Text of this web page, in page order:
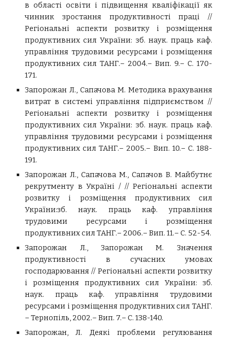
в області освіти і підвищення кваліфікації як
чинник зростання продуктивності праці //
Регіональні аспекти розвитку і розміщення
продуктивних сил України: зб. наук. праць каф.
управління трудовими ресурсами і розміщення
продуктивних сил ТАНГ.– 2004.– Вип. 9.– С. 170-
171.
Запорожан Л., Сапачова М. Методика врахування
витрат в системі управління підприємством //
Регіональні аспекти розвитку і розміщення
продуктивних сил України: зб. наук. праць каф.
управління трудовими ресурсами і розміщення
продуктивних сил ТАНГ.– 2005.– Вип. 10.– С. 188-
191.
Запорожан Л., Сапачова М., Сапачов В. Майбутнє
рекрутменту в Україні / // Регіональні аспекти
розвитку і розміщення продуктивних сил
України:зб. наук. праць каф. управління
трудовими ресурсами і розміщення
продуктивних сил ТАНГ.– 2006.– Вип. 11.– С. 52-54.
Запорожан Л., Запорожан М. Значення
продуктивності в сучасних умовах
господарювання // Регіональні аспекти розвитку
і розміщення продуктивних сил України: зб.
наук. праць каф. управління трудовими
ресурсами і розміщення продуктивних сил ТАНГ.
– Тернопіль, 2002.– Вип. 7.– С. 138-140.
Запорожан, Л. Деякі проблеми регулювання